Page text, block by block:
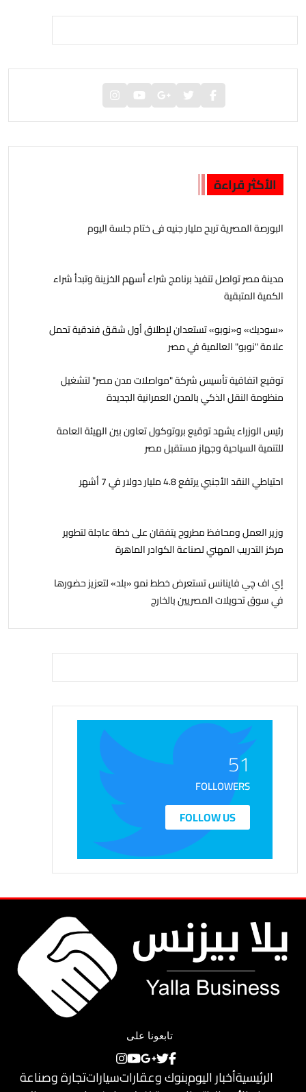
الأكثر قراءة
البورصة المصرية تربح مليار جنيه فى ختام جلسة اليوم
مدينة مصر تواصل تنفيذ برنامج شراء أسهم الخزينة وتبدأ شراء
الكمية المتبقية
«سوديك» و«نوبو» تستعدان لإطلاق أول شقق فندقية تحمل
علامة "نوبو" العالمية في مصر
توقيع اتفاقية تأسيس شركة "مواصلات مدن مصر" لتشغيل
منظومة النقل الذكي بالمدن العمرانية الجديدة
رئيس الوزراء يشهد توقيع بروتوكول تعاون بين الهيئة العامة
للتنمية السياحية وجهاز مستقبل مصر
احتياطي النقد الأجنبي يرتفع 4.8 مليار دولار في 7 أشهر
وزير العمل ومحافظ مطروح يتفقان على خطة عاجلة لتطوير
مركز التدريب المهني لصناعة الكوادر الماهرة
إي اف چي فاينانس تستعرض خطط نمو «بلد» لتعزيز حضورها
في سوق تحويلات المصريين بالخارج
51
FOLLOWERS
FOLLOW US
تابعونا على
الرئيسيةأخبار اليومبنوك وعقاراتسياراتتجارة وصناعة